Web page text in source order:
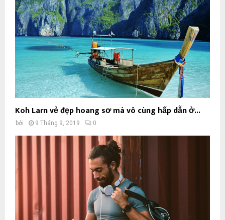
Koh Larn vẻ đẹp hoang sơ mà vô cùng hấp dẫn ở...
bởi 9 Tháng 9, 2019 0